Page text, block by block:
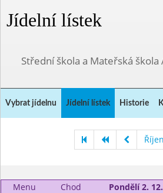
Jídelní lístek
Střední škola a Mateřská škola
Vybrat jídelnu Jídelní lístek Historie
Menu Chod
Pondělí 2.